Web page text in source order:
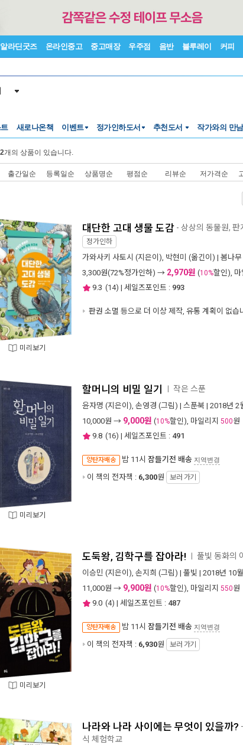
알라딘굿즈 온라인중고 중고매장 우주점 음반 블루레이 커피
새로나온책 이벤트 정가인하도서 추천도서 작가와의 만남
개의 상품이 있습니다.
출간일순 등록일순 상품명순 평점순 리뷰순 저가격순
미리보기
대단한 고대 생물 도감 - 상상의 동물원,
정가인하
가와사키 사토시 (지은이), 박현미 (옮긴이) | 봄나무
3,300원(72%정가인하) → 2,970원 (10%할인), 마
9.3 (14) | 세일즈포인트 : 993
판권 소멸 등으로 더 이상 제작, 유통 계획이 없습
미리보기
할머니의 비밀 일기 작은 스푼
윤자명 (지은이), 손영경 (그림) | 스푼북 | 2018년 2
10,000원 → 9,000원 (10%할인), 마일리지 500원
9.8 (16) | 세일즈포인트 : 491
양탄자배송 밤 11시 잠들기전 배송 지역변경
이 책의 전자책 : 6,300원 보러 가기
미리보기
도둑왕, 김학구를 잡아라! 풀빛 동화의
이승민 (지은이), 손지희 (그림) | 풀빛 | 2018년 10월
11,000원 → 9,900원 (10%할인), 마일리지 550원
9.0 (4) | 세일즈포인트 : 487
양탄자배송 밤 11시 잠들기전 배송 지역변경
이 책의 전자책 : 6,930원 보러 가기
나라와 나라 사이에는 무엇이 있을까?
식 체험학교